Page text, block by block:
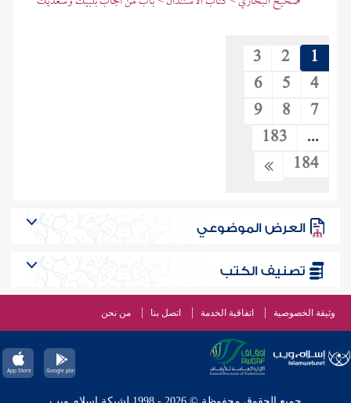
1
2
3
4
5
6
7
8
9
...
183
184
العرض الموضوعي
تصنيف الكتب
وثيقة الخصوصية اتفاقية الخدمة اتصل بنا من نحن